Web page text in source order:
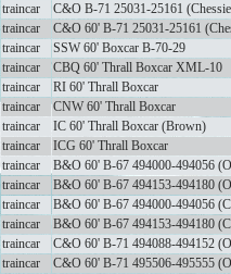
traincar
C&O B-71 25031-25161
traincar
C&O 60' B-71 25031-25161
traincar
SSW 60' Boxcar B-70-29
traincar
CBQ 60' Thrall Boxcar XML-10
traincar
RI 60' Thrall Boxcar
traincar
CNW 60' Thrall Boxcar
traincar
IC 60' Thrall Boxcar (Brown)
traincar
ICG 60' Thrall Boxcar
traincar
B&O 60' B-67 494000-494056
traincar
B&O 60' B-67 494153-494180
traincar
B&O 60' B-67 494000-494056
traincar
B&O 60' B-67 494153-494180
traincar
C&O 60' B-71 494088-494152
traincar
C&O 60' B-71 495506-495555